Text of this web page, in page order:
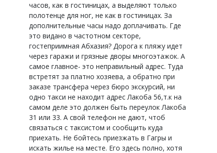
часов, как в гостиницах, а выделяют только
полотенце для ног, не как в гостиницах. За
дополнительные часы надо доплачивать. Где
это видано в частотном секторе,
гостеприимная Абхазия? Дорога к пляжу идет
через гаражи и грязные дворы многоэтажок. А
самое главное- это неправильный адрес. Туда
встретят за платно хозяева, а обратно при
заказе трансфера через бюро экскурсий, ни
одно такси не находит адрес Лакоба 56,т.к на
самом деле это должен быть переулок Лакоба
31 или 33. А свой телефон не дают, чтоб
связаться с таксистом и сообщить куда
приехать. Не бойтесь приезжать в Гагры и
искать жилье на месте. Его здесь полно, хотя